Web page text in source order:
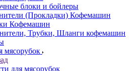
блоки и бойлеры
(Прокладки) Кофемашин
Кофемашин
Трубки, Шланги кофемашин
мясорубок
для мясорубок